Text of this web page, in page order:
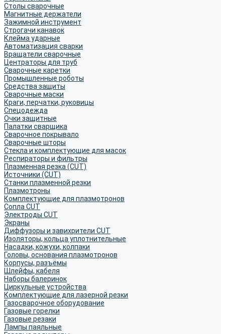
Столы сварочные
Магнитные держатели
Зажимной инструмент
Строгачи канавок
Клейма ударные
Автоматизация сварки
Вращатели сварочные
Центраторы для труб
Сварочные каретки
Промышленные роботы
Средства защиты
Сварочные маски
Краги, перчатки, руковицы
Спецодежда
Очки защитные
Палатки сварщика
Сварочное покрывало
Сварочные шторы
Стекла и комплектующие для масок
Респираторы и фильтры
Плазменная резка (CUT)
Источники (CUT)
Станки плазменной резки
Плазмотроны
Комплектующие для плазмотронов
Сопла CUT
Электроды CUT
Экраны
Диффузоры и завихрители CUT
Изоляторы, кольца уплотнительные
Насадки, кожухи, колпаки
Головы, основания плазмотронов
Корпусы, разъёмы
Шлейфы, кабеля
Наборы балеринок
Циркульные устройства
Комплектующие для лазерной резки
Газосварочное оборудование
Газовые горелки
Газовые резаки
Лампы паяльные